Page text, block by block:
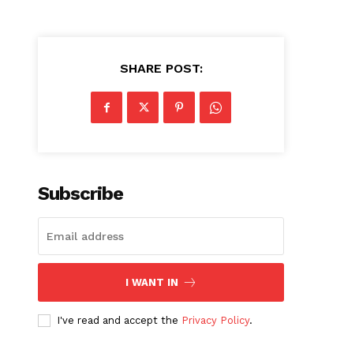
SHARE POST:
Subscribe
I WANT IN
I've read and accept the Privacy Policy.